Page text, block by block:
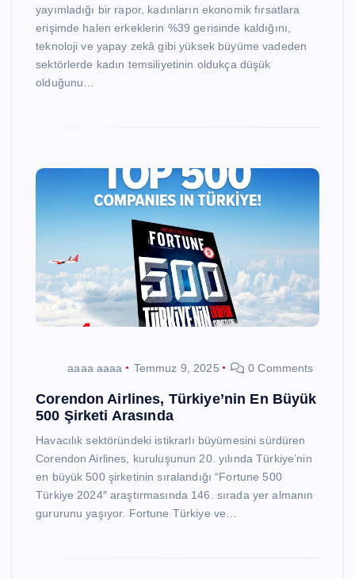
yayımladığı bir rapor, kadınların ekonomik fırsatlara
erişimde halen erkeklerin %39 gerisinde kaldığını,
teknoloji ve yapay zekâ gibi yüksek büyüme vadeden
sektörlerde kadın temsiliyetinin oldukça düşük
olduğunu…
aaaa aaaa Temmuz 9, 2025 0 Comments
Corendon Airlines, Türkiye’nin En Büyük
500 Şirketi Arasında
Havacılık sektöründeki istikrarlı büyümesini sürdüren
Corendon Airlines, kuruluşunun 20. yılında Türkiye’nin
en büyük 500 şirketinin sıralandığı “Fortune 500
Türkiye 2024″ araştırmasında 146. sırada yer almanın
gururunu yaşıyor. Fortune Türkiye ve…